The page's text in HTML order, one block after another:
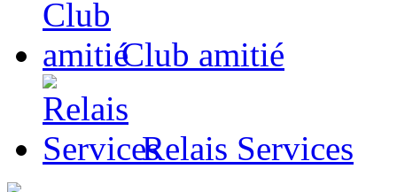
Club amitié
Relais Services